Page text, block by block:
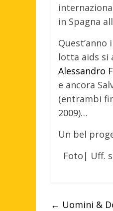
in Spagna
lotta aids si
Alessandro
e ancora
(entrambi
2009)…
Un bel
Foto| Uff.
← Uomini &